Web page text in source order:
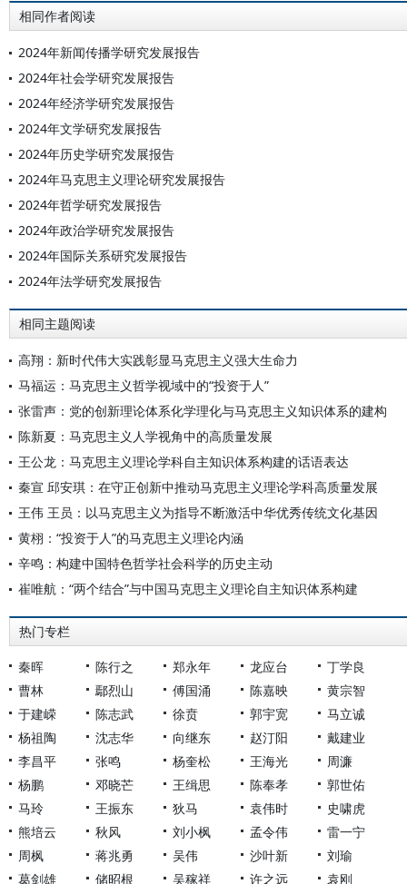
相同作者阅读
2024年新闻传播学研究发展报告
2024年社会学研究发展报告
2024年经济学研究发展报告
2024年文学研究发展报告
2024年历史学研究发展报告
2024年马克思主义理论研究发展报告
2024年哲学研究发展报告
2024年政治学研究发展报告
2024年国际关系研究发展报告
2024年法学研究发展报告
相同主题阅读
高翔：新时代伟大实践彰显马克思主义强大生命力
马福运：马克思主义哲学视域中的“投资于人”
张雷声：党的创新理论体系化学理化与马克思主义知识体系的建构
陈新夏：马克思主义人学视角中的高质量发展
王公龙：马克思主义理论学科自主知识体系构建的话语表达
秦宣 邱安琪：在守正创新中推动马克思主义理论学科高质量发展
王伟 王员：以马克思主义为指导不断激活中华优秀传统文化基因
黄栩：“投资于人”的马克思主义理论内涵
辛鸣：构建中国特色哲学社会科学的历史主动
崔唯航：“两个结合”与中国马克思主义理论自主知识体系构建
热门专栏
秦晖 陈行之 郑永年 龙应台
丁学良
曹林
鄢烈山 傅国涌 陈嘉映
黄宗智
于建嵘
陈志武 徐贲 郭宇宽
马立诚
杨祖陶
沈志华 向继东 赵汀阳
戴建业
李昌平
张鸣 杨奎松 王海光
周濂
杨鹏
邓晓芒 王缉思 陈奉孝
郭世佑
马玲
王振东 狄马 袁伟时
史啸虎
熊培云
秋风 刘小枫 孟令伟
雷一宁
周枫
蒋兆勇 吴伟 沙叶新
刘瑜
葛剑雄
储昭根 吴稼祥 许之远 袁刚